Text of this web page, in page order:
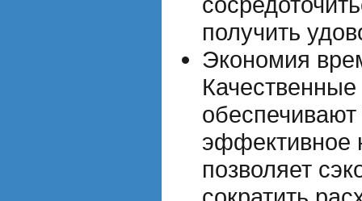
получить
Экономия
эффективное
позволяет